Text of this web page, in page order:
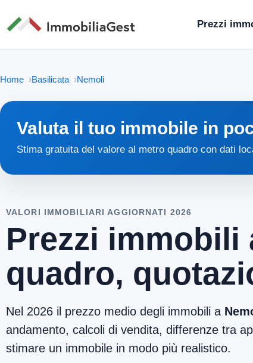
Prezzi
Home Basilicata Nemoli
Valuta il tuo immobile in
Stima gratuita del valore al metro quadro con dati
VALORI IMMOBILIARI AGGIORNATI 2026
Prezzi immobili
quadro,
Nel 2026 il prezzo medio degli immobili a
andamento, calcoli di vendita, differenze tra
stimare un immobile in modo più realistico.